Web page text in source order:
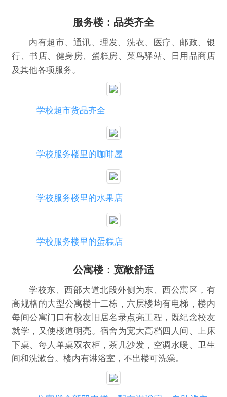
服务楼：品类齐全
内有超市、通讯、理发、洗衣、医疗、邮政、银
行、书店、健身房、蛋糕房、菜鸟驿站、日用品商店
及其他各项服务。
学校超市货品齐全
学校服务楼里的咖啡屋
学校服务楼里的水果店
学校服务楼里的蛋糕店
公寓楼：宽敞舒适
学校东、西部大道北段外侧为东、西公寓区，有
高规格的大型公寓楼十二栋，六层楼均有电梯，楼内
每间公寓门口有校友旧居名录点亮工程，既纪念校友
就学，又使楼道明亮。宿舍为宽大高档四人间、上床
下桌、每人单桌双衣柜，茶几沙发，空调水暖、卫生
间和洗漱台。楼内有淋浴室，不出楼可洗澡。